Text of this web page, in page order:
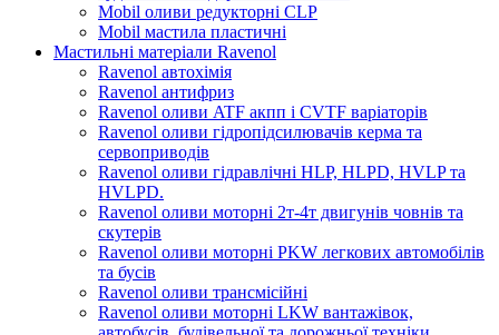
Mobil оливи редукторні CLP
Mobil мастила пластичні
Мастильні матеріали Ravenol
Ravenol автохімія
Ravenol антифриз
Ravenol оливи ATF акпп і CVTF варіаторів
Ravenol оливи гідропідсилювачів керма та
сервоприводів
Ravenol оливи гідравлічні HLP, HLPD, HVLP та
HVLPD.
Ravenol оливи моторні 2т-4т двигунів човнів та
скутерів
Ravenol оливи моторні PKW легкових автомобілів
та бусів
Ravenol оливи трансмісійні
Ravenol оливи моторні LKW вантажівок,